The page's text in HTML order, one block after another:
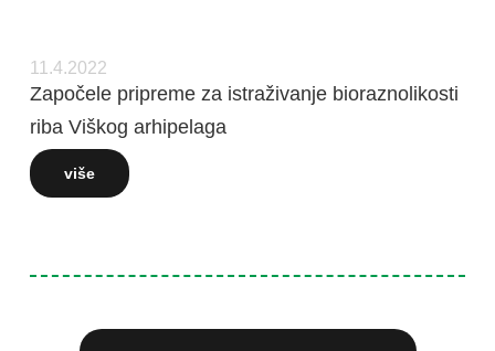
11.4.2022
Započele pripreme za istraživanje bioraznolikosti
riba Viškog arhipelaga
više